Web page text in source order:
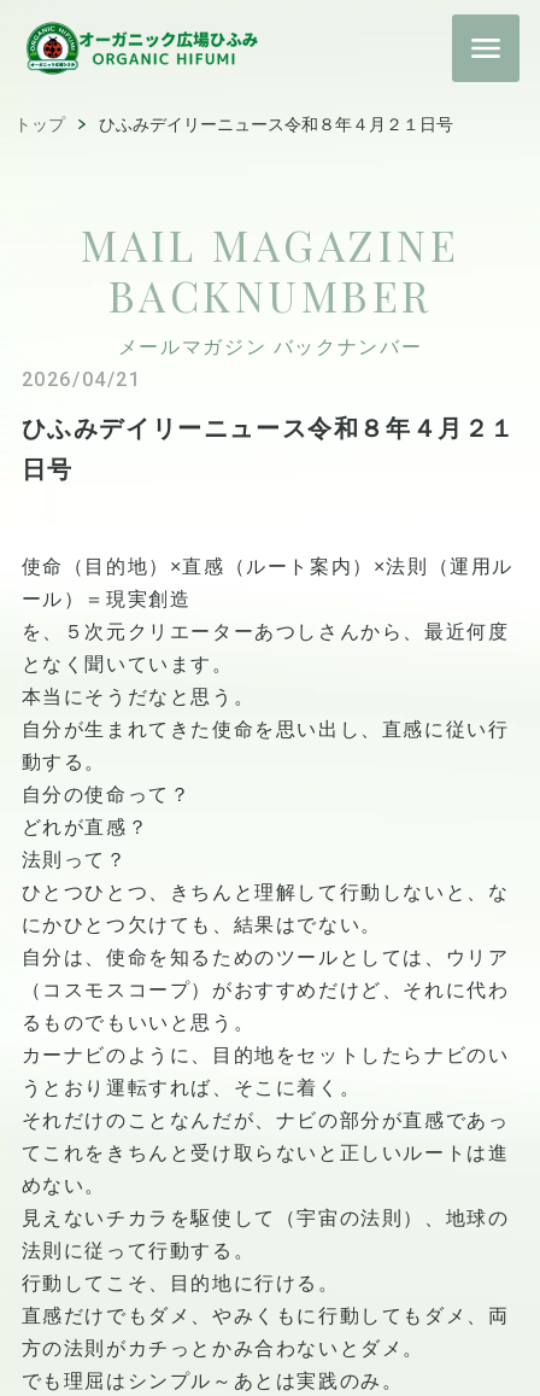
トップ ひふみデイリーニュース令和８年４月２１日号
MAIL MAGAZINE
BACKNUMBER
メールマガジン バックナンバー
2026/04/21
ひふみデイリーニュース令和８年４月２１
日号
使命（目的地）×直感（ルート案内）×法則（運用ル
ール）＝現実創造
を、５次元クリエーターあつしさんから、最近何度
となく聞いています。
本当にそうだなと思う。
自分が生まれてきた使命を思い出し、直感に従い行
動する。
自分の使命って？
どれが直感？
法則って？
ひとつひとつ、きちんと理解して行動しないと、な
にかひとつ欠けても、結果はでない。
自分は、使命を知るためのツールとしては、ウリア
（コスモスコープ）がおすすめだけど、それに代わ
るものでもいいと思う。
カーナビのように、目的地をセットしたらナビのい
うとおり運転すれば、そこに着く。
それだけのことなんだが、ナビの部分が直感であっ
てこれをきちんと受け取らないと正しいルートは進
めない。
見えないチカラを駆使して（宇宙の法則）、地球の
法則に従って行動する。
行動してこそ、目的地に行ける。
直感だけでもダメ、やみくもに行動してもダメ、両
方の法則がカチっとかみ合わないとダメ。
でも理屈はシンプル～あとは実践のみ。